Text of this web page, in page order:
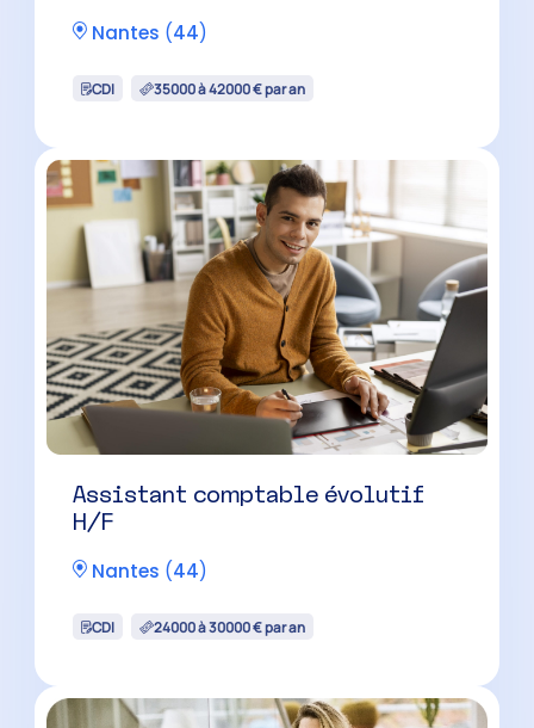
Nantes (44)
CDI 35000 à 42000 € par an
Assistant comptable évolutif
H/F
Nantes (44)
CDI 24000 à 30000 € par an